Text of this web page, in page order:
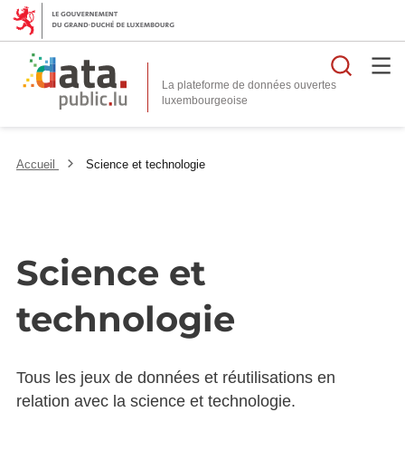
La plateforme de données ouvertes
Accueil Science et technologie
Science et
technologie
Tous les jeux de données et réutilisations en
relation avec la science et technologie.